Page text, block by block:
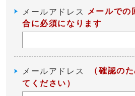
メールアドレス
メールでの
合に必須になります
メールアドレス
（確認の
てください）